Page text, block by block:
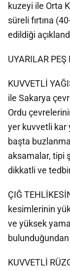
kuzeyi ile Orta
süreli fırtına
edildiği
UYARILAR PEŞ
KUVVETLİ
ile Sakarya
Ordu
yer kuvvetli kar
başta
aksamalar, tipi
dikkatli ve
ÇIĞ
kesimlerinin
ve yüksek
bulunduğundan
KUVVETLİ